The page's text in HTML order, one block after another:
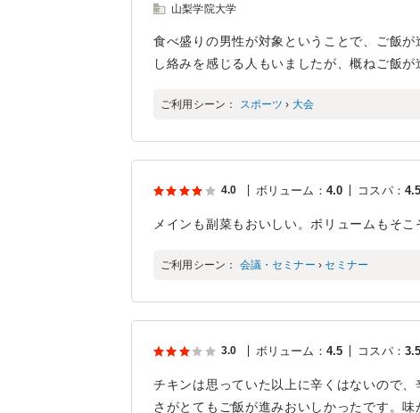
山梨学院大学
食べ盛りの男性が対象ということで、ご飯
し絡みを感じる人もいましたが、概ねご飯
ご利用シーン： スポーツ › 大会
4.0 ボリューム ： 4.0 コスパ： 4.5
メインも副菜もおいしい。ボリュームもそこ
ご利用シーン： 会議・セミナー ›セミナー
3.0 ボリューム ： 4.5 コスパ： 3.5
チキンは思っていた以上に辛くはないので
さがとてもご飯が進みおいしかったです。